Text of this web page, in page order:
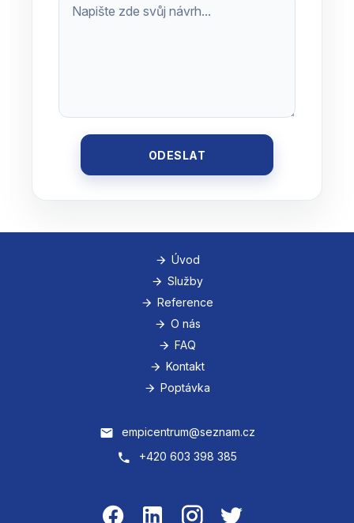
Úvod
Služby
Reference
O nás
FAQ
Kontakt
Poptávka
empicentrum@seznam.cz
+420 603 398 385